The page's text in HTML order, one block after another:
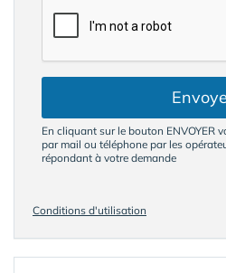
En cliquant sur le bouton ENVOYER
par mail ou téléphone par les
répondant à votre demande
Conditions d'utilisation